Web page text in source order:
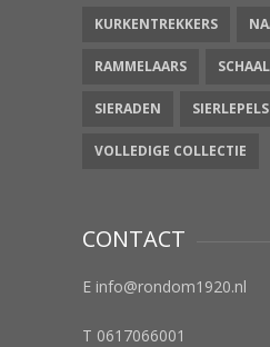
KURKENTREKKERS
RAMMELAARS
SIERADEN SIERLEPELS
VOLLEDIGE COLLECTIE
CONTACT
E info@rondom1920.nl
T 0617066001